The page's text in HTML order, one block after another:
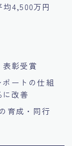
4,500万円
彰受賞
ートの仕組
改善
育成・同行